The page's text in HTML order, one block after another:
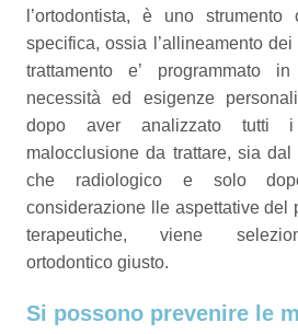
l’ortodontista, è uno
specifica, ossia l’allineamento
trattamento e’ programmato
necessità ed esigenze
dopo aver analizzato tutti
malocclusione da trattare, sia
che radiologico e solo
considerazione lle aspettative del
terapeutiche, viene
ortodontico giusto.
Si possono prevenire le